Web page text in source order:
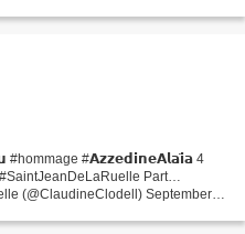
#𝗔𝘇𝘇𝗲𝗱𝗶𝗻𝗲𝗔𝗹𝗮𝗶̈𝗮 4
Part…
(@ClaudineClodell) September